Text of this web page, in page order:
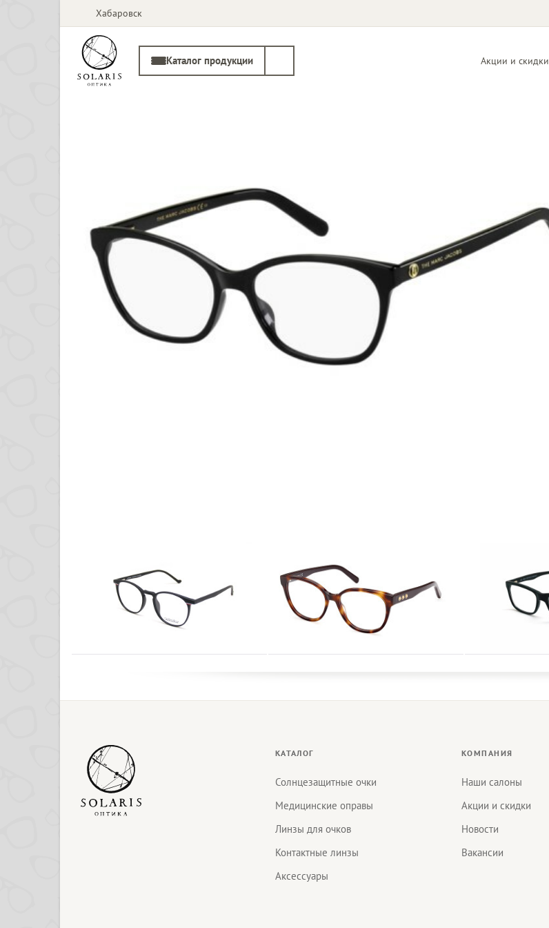
Хабаровск
Каталог продукции Акции и скидки
КАТАЛОГ
Солнцезащитные очки
Медицинские оправы
Линзы для очков
Контактные линзы
Аксессуары
КОМПАНИЯ
Наши салоны
Акции и скидки
Новости
Вакансии